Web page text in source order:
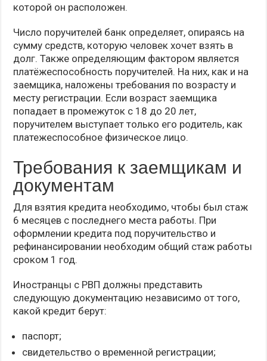
которой он расположен.
Число поручителей банк определяет, опираясь на
сумму средств, которую человек хочет взять в
долг. Также определяющим фактором является
платёжеспособность поручителей. На них, как и на
заемщика, наложены требования по возрасту и
месту регистрации. Если возраст заемщика
попадает в промежуток с 18 до 20 лет,
поручителем выступает только его родитель, как
платежеспособное физическое лицо.
Требования к заемщикам и
документам
Для взятия кредита необходимо, чтобы был стаж
6 месяцев с последнего места работы. При
оформлении кредита под поручительство и
рефинансировании необходим общий стаж работы
сроком 1 год.
Иностранцы с РВП должны представить
следующую документацию независимо от того,
какой кредит берут:
паспорт;
свидетельство о временной регистрации;